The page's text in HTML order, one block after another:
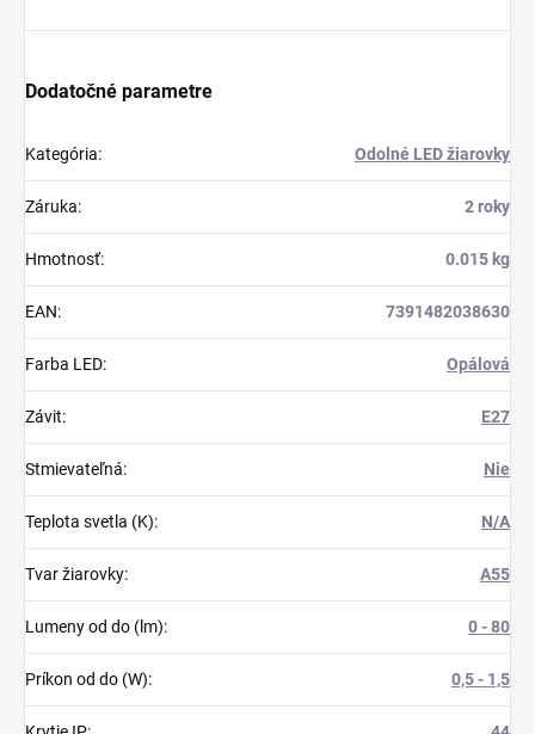
Dodatočné parametre
Kategória: Odolné LED žiarovky
Záruka: 2 roky
Hmotnosť: 0.015 kg
EAN: 7391482038630
Farba LED: Opálová
Závit: E27
Stmievateľná: Nie
Teplota svetla (K): N/A
Tvar žiarovky: A55
Lumeny od do (lm): 0 - 80
Príkon od do (W): 0,5 - 1,5